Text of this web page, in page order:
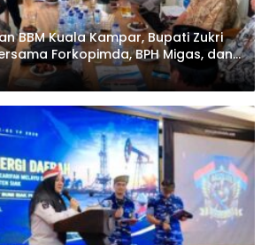
BBM Kuala Kampar, Bupati Zukri
Forkopimda, BPH Migas, dan